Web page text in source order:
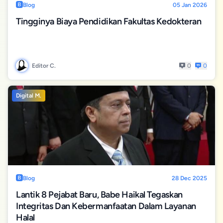
Blog 05 Jan 2026
Tingginya Biaya Pendidikan Fakultas Kedokteran
Editor C. 0 0
Digital M.
Blog 28 Dec 2025
Lantik 8 Pejabat Baru, Babe Haikal Tegaskan
Integritas Dan Kebermanfaatan Dalam Layanan
Halal